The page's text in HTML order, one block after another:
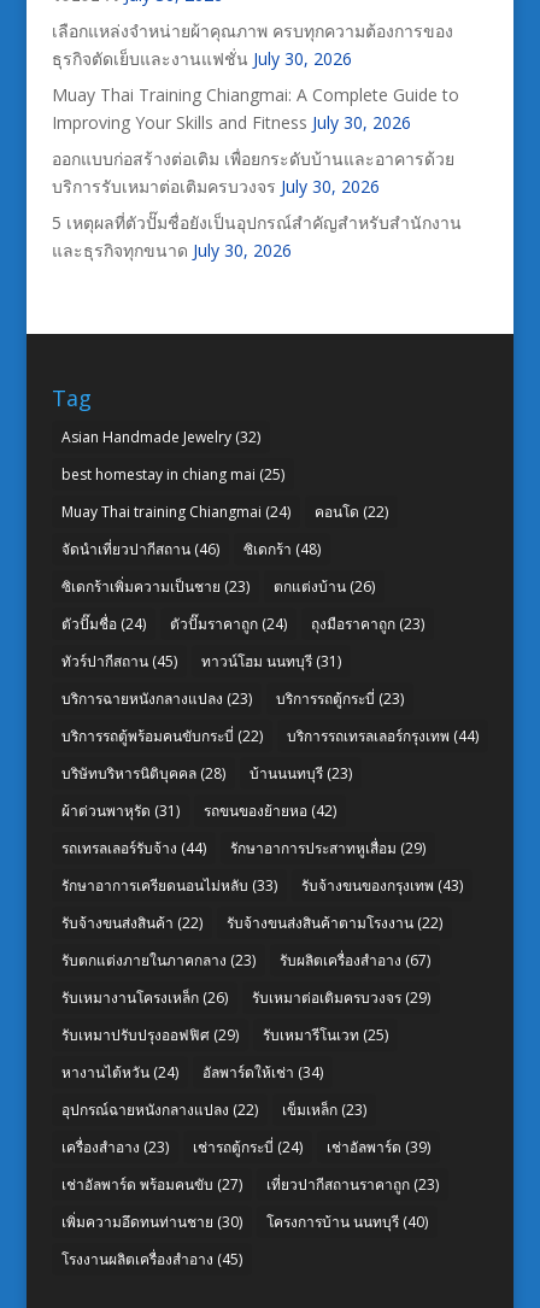
เลือกแหล่งจำหน่ายผ้าคุณภาพ ครบทุกความต้องการของ
ธุรกิจตัดเย็บและงานแฟชั่น July 30, 2026
Muay Thai Training Chiangmai: A Complete Guide to
Improving Your Skills and Fitness July 30, 2026
ออกแบบก่อสร้างต่อเติม เพื่อยกระดับบ้านและอาคารด้วย
บริการรับเหมาต่อเติมครบวงจร July 30, 2026
5 เหตุผลที่ตัวปั๊มชื่อยังเป็นอุปกรณ์สำคัญสำหรับสำนักงาน
และธุรกิจทุกขนาด July 30, 2026
Tag
Asian Handmade Jewelry(32)
best homestay in chiang mai (25)
Muay Thai training Chiangmai (24) คอนโด (22)
จัดนำเที่ยวปากีสถาน(46) ซิเดกร้า (48)
ซิเดกร้าเพิ่มความเป็นชาย (23) ตกแต่งบ้าน(26)
ตัวปั๊มชื่อ(24) ตัวปั๊มราคาถูก(24) ถุงมือราคาถูก(23)
ทัวร์ปากีสถาน(45) ทาวน์โฮม นนทบุรี(31)
บริการฉายหนังกลางแปลง (23) บริการรถตู้กระบี่ (23)
บริการรถตู้พร้อมคนขับกระบี่ (22) บริการรถเทรลเลอร์กรุงเทพ (44)
บริษัทบริหารนิติบุคคล(28) บ้านนนทบุรี(23)
ผ้าต่วนพาหุรัด (31) รถขนของย้ายหอ(42)
รถเทรลเลอร์รับจ้าง (44) รักษาอาการประสาทหูเสื่อม (29)
รักษาอาการเครียดนอนไม่หลับ (33) รับจ้างขนของกรุงเทพ (43)
รับจ้างขนส่งสินค้า (22) รับจ้างขนส่งสินค้าตามโรงงาน(22)
รับตกแต่งภายในภาคกลาง (23) รับผลิตเครื่องสำอาง (67)
รับเหมางานโครงเหล็ก(26) รับเหมาต่อเติมครบวงจร(29)
รับเหมาปรับปรุงออฟฟิศ(29) รับเหมารีโนเวท (25)
หางานไต้หวัน(24) อัลพาร์ดให้เช่า (34)
อุปกรณ์ฉายหนังกลางแปลง (22) เข็มเหล็ก(23)
เครื่องสำอาง (23) เช่ารถตู้กระบี่ (24) เช่าอัลพาร์ด (39)
เช่าอัลพาร์ด พร้อมคนขับ (27) เที่ยวปากีสถานราคาถูก(23)
เพิ่มความอึดทนท่านชาย (30) โครงการบ้าน นนทบุรี(40)
โรงงานผลิตเครื่องสำอาง (45)